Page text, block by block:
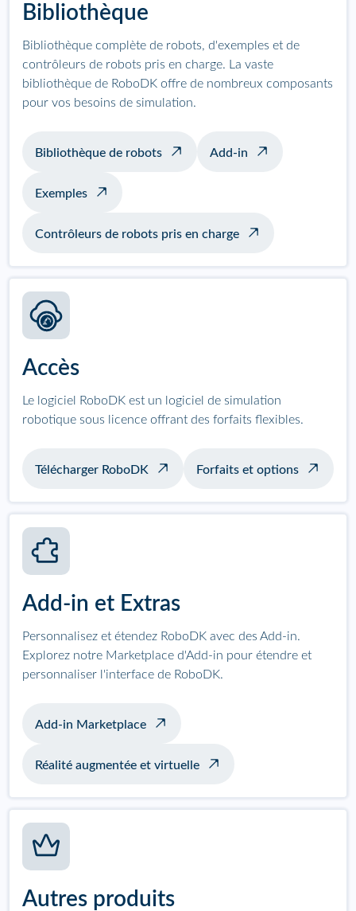
Bibliothèque
Bibliothèque complète de robots, d'exemples et de
contrôleurs de robots pris en charge. La vaste
bibliothèque de RoboDK offre de nombreux composants
pour vos besoins de simulation.
Bibliothèque de robots Add-in
Exemples
Contrôleurs de robots pris en charge
Accès
Le logiciel RoboDK est un logiciel de simulation
robotique sous licence offrant des forfaits flexibles.
Télécharger RoboDK Forfaits et options
Add-in et Extras
Personnalisez et étendez RoboDK avec des Add-in.
Explorez notre Marketplace d'Add-in pour étendre et
personnaliser l'interface de RoboDK.
Add-in Marketplace
Réalité augmentée et virtuelle
Autres produits